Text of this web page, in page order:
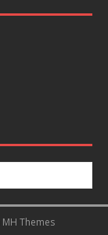
MH Themes